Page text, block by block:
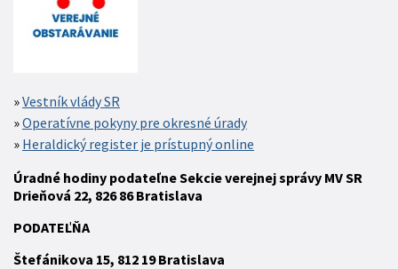
Vestník vlády SR
Operatívne pokyny pre okresné úrady
Heraldický register je prístupný online
Úradné hodiny podateľne Sekcie verejnej správy MV SR
Drieňová 22, 826 86 Bratislava
PODATEĽŇA
Štefánikova 15, 812 19Bratislava